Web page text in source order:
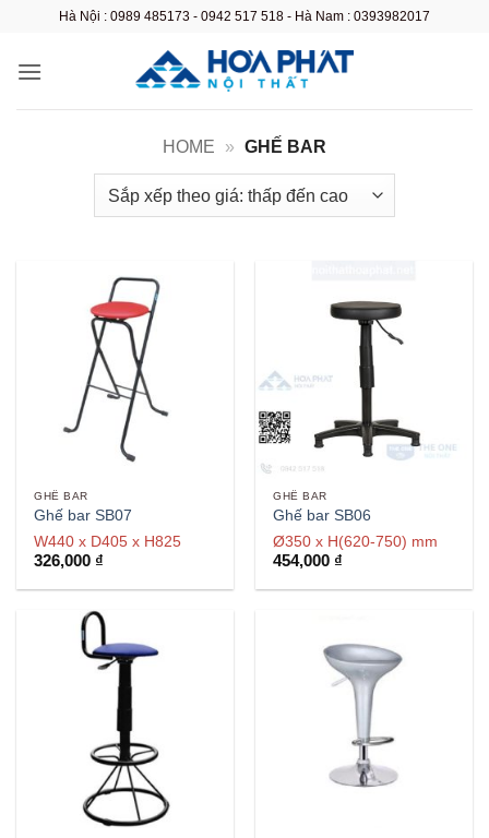
nội
Hà Nội : 0989 485173 - 0942 517 518 - Hà Nam : 0393982017
HOME » GHẾ BAR
GHẾ BAR
Ghế bar SB07
W440 x D405 x H825
326,000 ₫
GHẾ BAR
Ghế bar SB06
Ø350 x H(620-750) mm
454,000 ₫